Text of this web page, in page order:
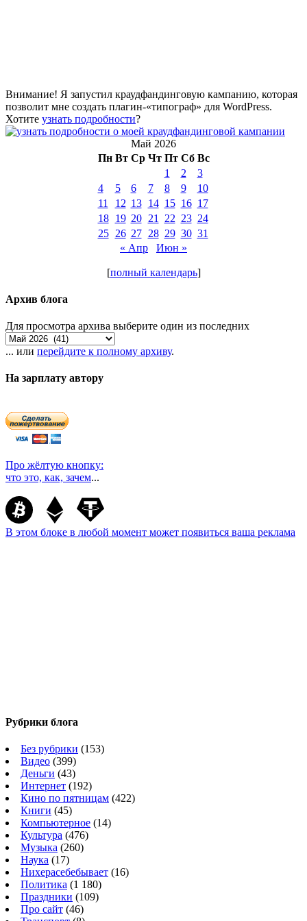
Внимание! Я запустил краудфандинговую кампанию, которая
позволит мне создать плагин-«типограф» для WordPress.
Хотите узнать подробности?
Май 2026
Пн Вт Ср Чт Пт Сб Вс
1
2
3
4
5 6 7 8 9
10
11
12 13 14 15 16 17
18
19 20 21 22 23 24
25
26 27 28 29 30 31
« Апр
Июн »
[полный календарь]
Архив блога
Для просмотра архива выберите один из последних
... или перейдите к полному архиву.
На зарплату автору
Про жёлтую кнопку:
что это, как, зачем...
В этом блоке в любой момент может появиться ваша реклама
Рубрики блога
Без рубрики (153)
Видео (399)
Деньги (43)
Интернет (192)
Кино по пятницам (422)
Книги (45)
Компьютерное (14)
Культура (476)
Музыка (260)
Наука (17)
Нихерасебебывает (16)
Политика (1 180)
Праздники (109)
Про сайт (46)